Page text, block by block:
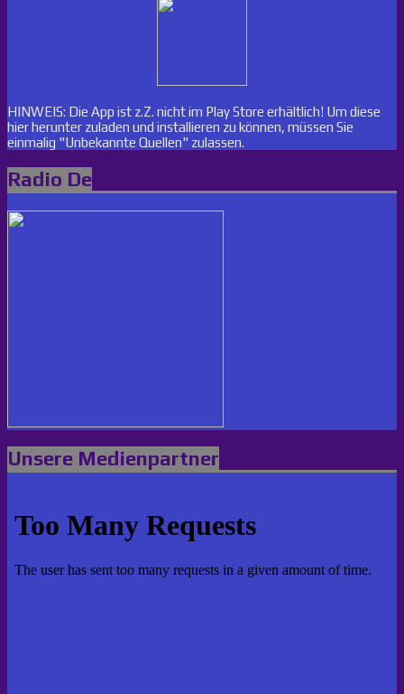
HINWEIS: Die App ist z.Z. nicht im Play Store erhältlich! Um diese
hier herunter zuladen und installieren zu können, müssen Sie
einmalig "Unbekannte Quellen" zulassen.
Radio De
Unsere Medienpartner